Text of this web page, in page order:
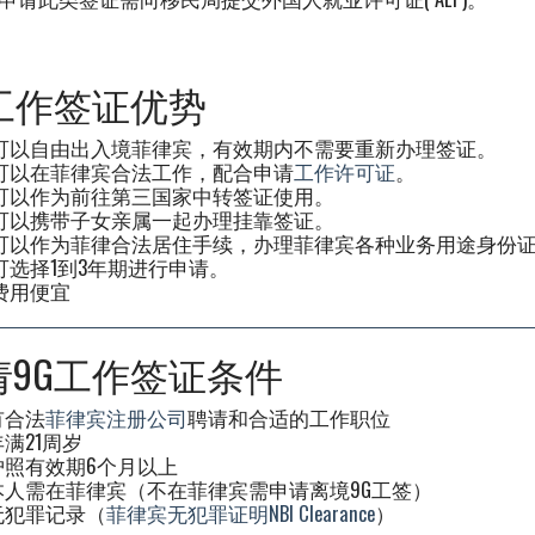
作签证优势
自由出入境菲律宾，有效期内不需要重新办理签证。
在菲律宾合法工作，配合申请工作许可证。
作为前往第三国家中转签证使用。
携带子女亲属一起办理挂靠签证。
作为菲律合法居住手续，办理菲律宾各种业务用途身份
择1到3年期进行申请。
便宜
工作签证条件
法菲律宾注册公司聘请和合适的工作职位
21周岁
有效期6个月以上
需在菲律宾（不在菲律宾需申请离境9G工签）
罪记录（菲律宾无犯罪证明NBI Clearance）